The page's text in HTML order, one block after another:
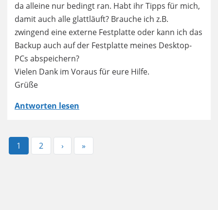
da alleine nur bedingt ran. Habt ihr Tipps für mich,
damit auch alle glattläuft? Brauche ich z.B.
zwingend eine externe Festplatte oder kann ich das
Backup auch auf der Festplatte meines Desktop-
PCs abspeichern?
Vielen Dank im Voraus für eure Hilfe.
Grüße
Antworten lesen
Aktuelle
1 Page
2
Nächste
›
Letzte
»